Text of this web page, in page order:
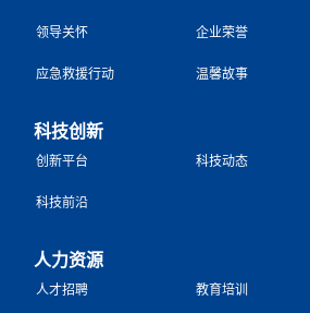
领导关怀 企业荣誉
应急救援行动 温馨故事
科技创新
创新平台 科技动态
科技前沿
人力资源
人才招聘 教育培训